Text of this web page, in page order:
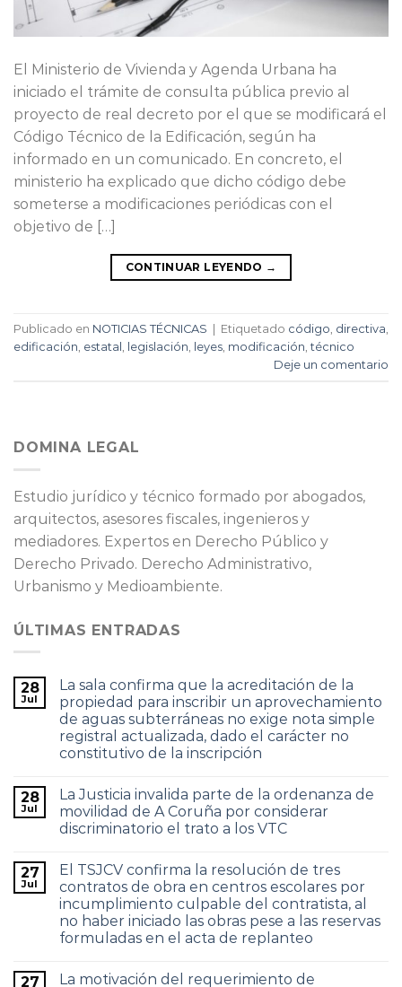
El Ministerio de Vivienda y Agenda Urbana ha
iniciado el trámite de consulta pública previo al
proyecto de real decreto por el que se modificará el
Código Técnico de la Edificación, según ha
informado en un comunicado. En concreto, el
ministerio ha explicado que dicho código debe
someterse a modificaciones periódicas con el
objetivo de […]
CONTINUAR LEYENDO →
Publicado en NOTICIAS TÉCNICAS | Etiquetado código directiva
edificación estatal legislación leyes modificación ,técnico
Deje un comentario
DOMINA LEGAL
Estudio jurídico y técnico formado por abogados,
arquitectos, asesores fiscales, ingenieros y
mediadores. Expertos en Derecho Público y
Derecho Privado. Derecho Administrativo,
Urbanismo y Medioambiente.
ÚLTIMAS ENTRADAS
28
Jul
La sala confirma que la acreditación de la
propiedad para inscribir un aprovechamiento
de aguas subterráneas no exige nota simple
registral actualizada, dado el carácter no
constitutivo de la inscripción
28
Jul
La Justicia invalida parte de la ordenanza de
movilidad de A Coruña por considerar
discriminatorio el trato a los VTC
27
Jul
El TSJCV confirma la resolución de tres
contratos de obra en centros escolares por
incumplimiento culpable del contratista, al
no haber iniciado las obras pese a las reservas
formuladas en el acta de replanteo
27
La motivación del requerimiento de